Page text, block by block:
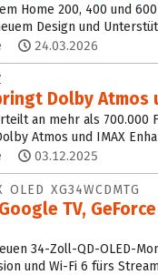
Home 200, 400 und
Design und
24.03.2026
Dolby Atmos
an mehr als 700.000
Atmos und IMAX
03.12.2025
OLED XG34WCDMTG
TV,
34-Zoll-QD-OLED-
und Wi-Fi 6 fürs